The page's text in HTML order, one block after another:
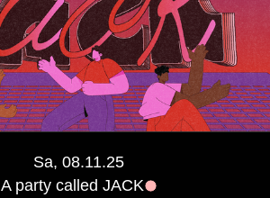
Sa, 08.11.25
A party called JACK